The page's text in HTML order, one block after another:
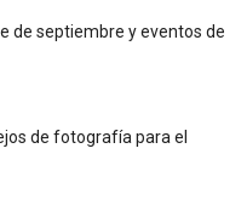
de septiembre y eventos de
de fotografía para el